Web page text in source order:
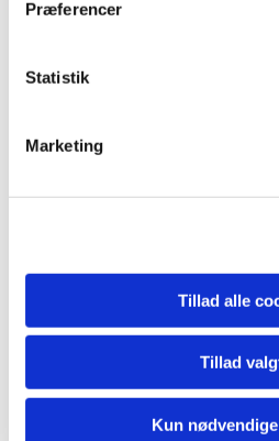
Præferencer
Statistik
Marketing
Tillad alle
Tillad
Kun